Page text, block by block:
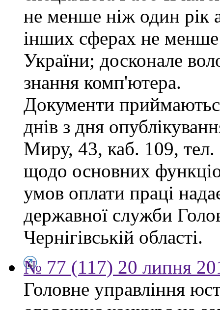
не менше ніж один рік
інших сферах не
України; досконале
знання комп'ютера.
Документи
днів з дня
Миру, 43, каб. 109, тел.
щодо основних
умов оплати праці
державної служби
Чернігівській області.
№ 77 (117) 20 липня
Головне управління